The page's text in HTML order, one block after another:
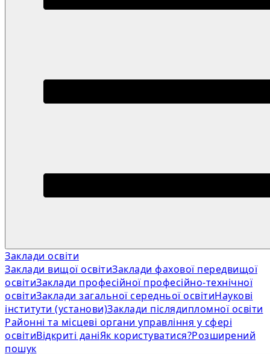
Заклади освіти
Заклади вищої освітиЗаклади фахової передвищої
освітиЗаклади професійної професійно-технічної
освітиЗаклади загальної середньої освітиНаукові
інститути (установи)Заклади післядипломної освіти
Районні та місцеві органи управління у сфері
освітиВідкриті даніЯк користуватися?Розширений
пошук